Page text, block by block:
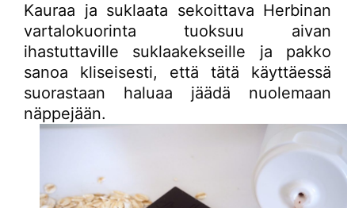
Kauraa ja suklaata sekoittava Herbinan
vartalokuorinta tuoksuu aivan
ihastuttaville suklaakekseille ja pakko
sanoa kliseisesti, että tätä käyttäessä
suorastaan haluaa jäädä nuolemaan
näppejään.